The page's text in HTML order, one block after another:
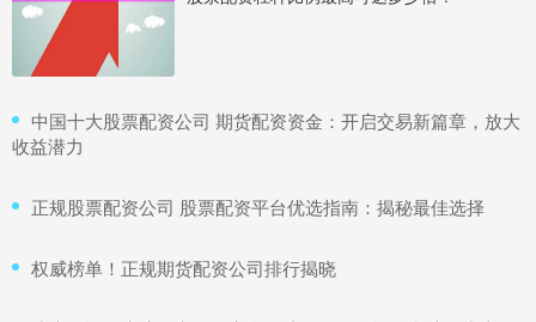
​中国十大股票配资公司 期货配资资金：开启交易新篇章，放大
收益潜力
​正规股票配资公司 股票配资平台优选指南：揭秘最佳选择
​权威榜单！正规期货配资公司排行揭晓